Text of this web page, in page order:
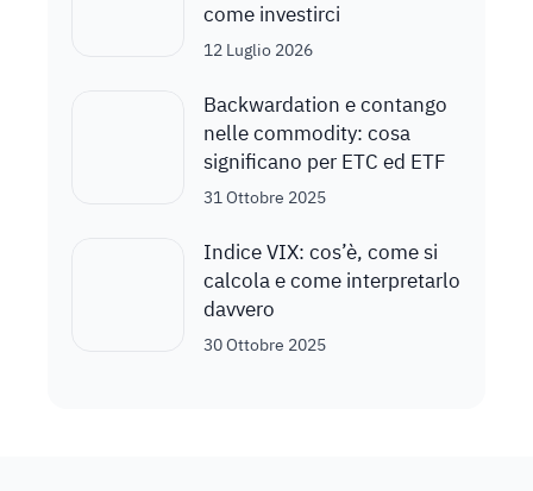
come investirci
12 Luglio 2026
Backwardation e contango
nelle commodity: cosa
significano per ETC ed ETF
31 Ottobre 2025
Indice VIX: cos’è, come si
calcola e come interpretarlo
davvero
30 Ottobre 2025